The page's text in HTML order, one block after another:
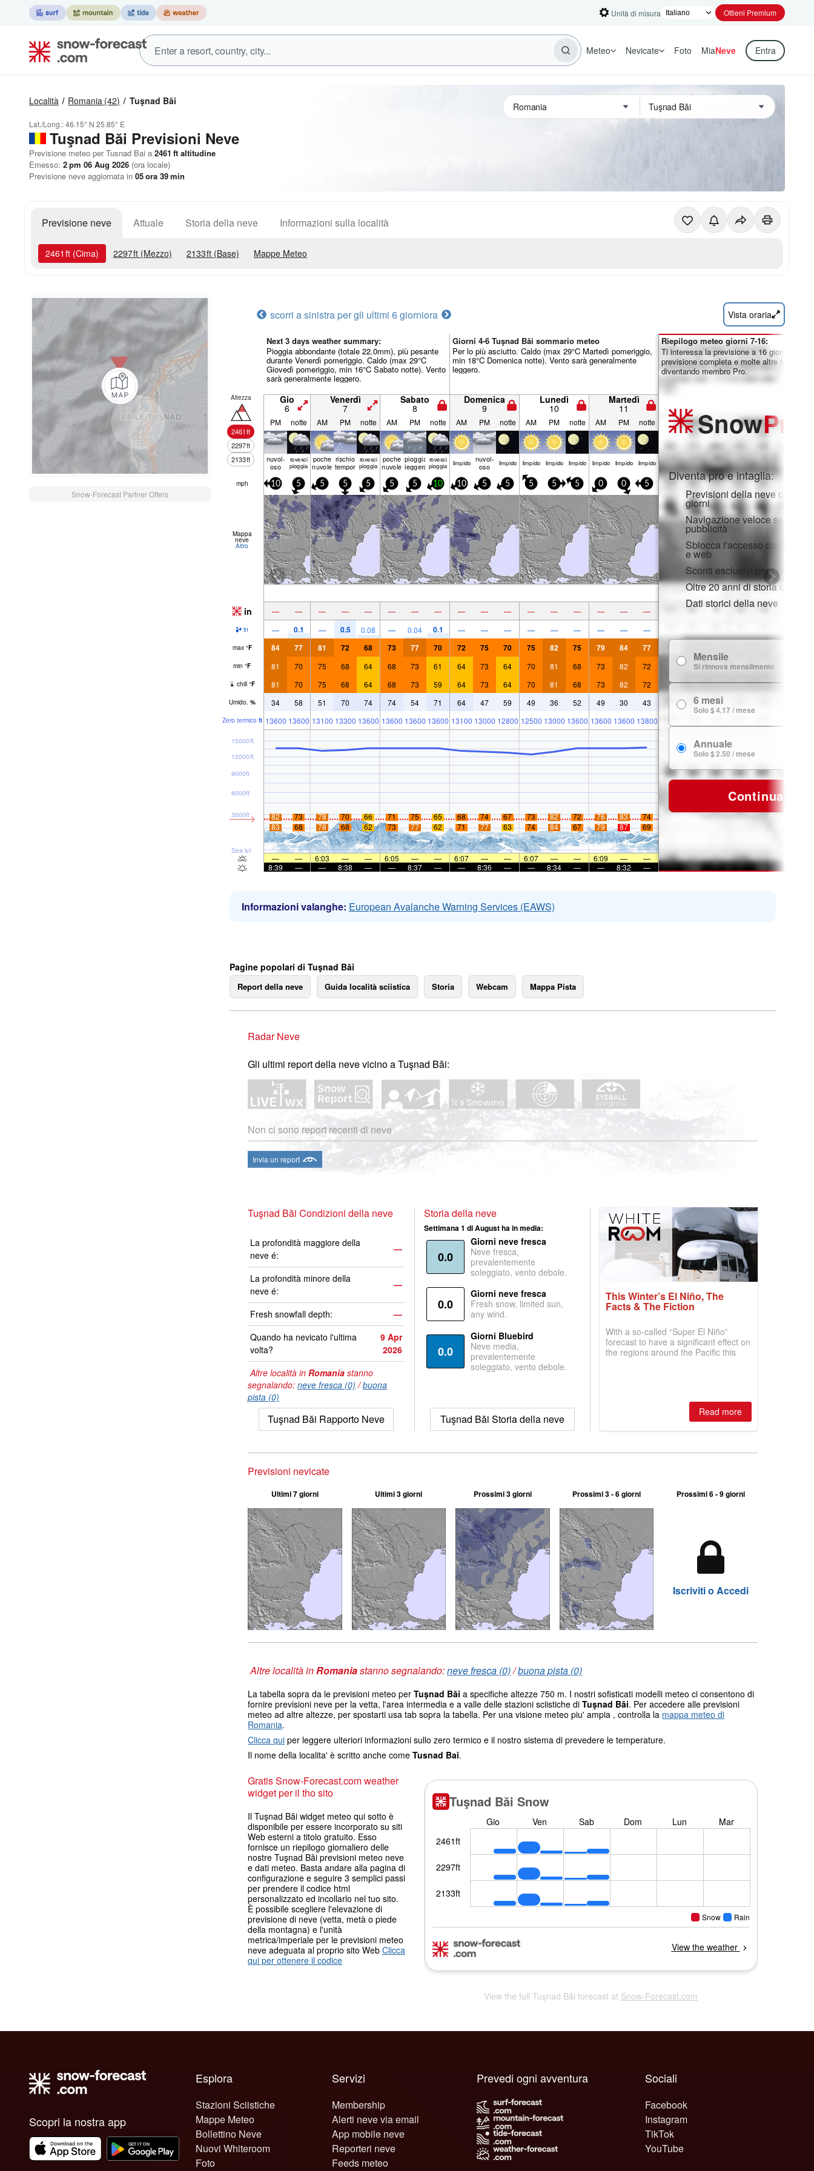
Unità di misura Ottieni Premium
Meteo Nevicate Foto MiaNeve Entra
Località Romania (42) Tuşnad Băi
Lat./Long.:46.15° N 25.85° E
Tuşnad Băi Previsioni Neve
Previsione meteo per Tusnad Bai a 2461 ft altitudine
Emesso: 2 pm 06 Aug 2026 (ora locale)
Previsione neve aggiornata in 05ora 39min
Previsione neve Attuale Storia della neve Informazioni sulla località
2461 ft (Cima) 2297ft (Mezzo) 2133ft (Base) Mappe Meteo
Snow-Forecast Partner Offers
scorri a sinistra per gli ultimi 6 giorniora Vista oraria
Next 3 days weather summary:
Pioggia abbondante (totale 22.0mm), più pesante
durante Venerdì pomeriggio. Caldo (max 29°C
Giovedì pomeriggio, min 16°C Sabato notte). Vento
sarà generalmente leggero.
Giorni 4-6 Tuşnad Băi sommario meteo
Per lo più asciutto. Caldo (max 29°C Martedì pomeriggio,
min 18°C Domenica notte). Vento sarà generalmente
leggero.
Altezza
2461ft
2297ft
2133ft
Gio
6
Venerdì
7
Sabato
8
Domenica
9
Lunedì
10
Martedì
11
PM notte AM PM notte AM PM notte AM PM notte AM PM notte AM PM notte
nuvol-
oso
rovesci
pioggia
poche
nuvole
rischio
temporale
rovesci
pioggia
poche
nuvole
pioggia
leggera
rovesci
pioggia limp­ido nuvol-
oso limp­ido limp­ido limp­ido limp­ido limp­ido limp­ido limp­ido
mph 10 5 5 5 5 5 5 10 10 5 5 5 5 5 0 0 5
Mappa
neve
Altro
in — — — — — — — — — — — — — — — — —
in — 0.1 — 0.5 0.08 — 0.04 0.1 — — — — — — — — —
max °F 84 77 81 72 68 73 77 70 72 75 70 75 82 75 79 84 77
min °F 81 70 75 68 64 68 73 61 64 73 64 70 81 68 73 82 72
chill °F 81 70 75 68 64 68 73 59 64 73 64 70 81 68 73 82 72
Umido. % 34 58 51 70 74 74 54 71 64 47 59 49 36 52 49 30 43
Zero termico ft 13600 13600 13100 13300 13600 13600 13600 13600 13100 13000 12800 12500 13000 13600 13600 13600 13800
Sea lvl
3000ft
6000ft
9000ft
12000ft
15000ft
82 73 78 70 66 71 75 65 68 74 67 73 82 72 76 83
74
83
68 78 68 62 73 77 62 71 77 63 74 84 67 79 87 69
— — 6:03 — — 6:05 — — 6:07 — — 6:07 — — 6:09 —
—
8:39
— — 8:38 — — 8:37 — — 8:36 — — 8:34 — — 8:32 —
Riepilogo meteo giorni 7-16:
Ti interessa la previsione a 16 giorni?
previsione completa e molte altre
diventando membro Pro.
SnowPro
Diventa pro e intaglia:
Previsioni della neve orarie e
giorni
Navigazione veloce senza
pubblicità
Sblocca l'accesso completo
e web
Sconti esclusivi per i membri
Oltre 20 anni di storia della
Dati storici della neve
Mensile
Si rinnova mensilmente
6 mesi
Solo $ 4.17 / mese
Annuale
Solo $ 2.50 / mese
Continua
Informazioni valanghe: European Avalanche Warning Services (EAWS)
Pagine popolari di Tuşnad Băi
Report della neve Guida località sciistica Storia Webcam Mappa Pista
Radar Neve
Gli ultimi report della neve vicino a Tuşnad Băi:
Non ci sono report recenti di neve
Invia un report
Tuşnad Băi Condizioni della neve
La profondità maggiore della
neve é:
—
La profondità minore della
neve é:
—
Fresh snowfall depth:
—
Quando ha nevicato l'ultima
volta?
9 Apr
2026
Altre località in Romania stanno
segnalando: neve fresca (0) /buona
pista (0)
Tuşnad Băi Rapporto Neve
Storia della neve
Settimana 1 di August ha in media:
0.0
Giorni neve fresca
Neve fresca,
prevalentemente
soleggiato, vento debole.
0.0
Giorni neve fresca
Fresh snow, limited sun,
any wind.
0.0
Giorni Bluebird
Neve media,
prevalentemente
soleggiato, vento debole.
Tuşnad Băi Storia della neve
This Winter’s El Niño, The
Facts & The Fiction
With a so-called “Super El Niño”
forecast to have a significant effect on
the regions around the Pacific this
Read more
Previsioni nevicate
Ultimi 7 giorni Ultimi 3 giorni Prossimi 3 giorni Prossimi 3 - 6 giorni Prossimi 6 - 9 giorni
Iscriviti o Accedi
Altre località inRomaniastanno segnalando:neve fresca (0)/buona pista (0)
La tabella sopra da le previsioni meteo per Tuşnad Băi a specifiche altezze 750 m. I nostri sofisticati modelli meteo ci consentono di
fornire previsioni neve per la vetta, l'area intermedia e a valle delle stazioni sciistiche di Tuşnad Băi. Per accedere alle previsioni
meteo ad altre altezze, per spostarti usa tab sopra la tabella. Per una visione meteo piu' ampia , controlla la mappa meteo di
Romania.
Clicca qui per leggere ulteriori informazioni sullo zero termico e il nostro sistema di prevedere le temperature.
Il nome della localita' è scritto anche come Tusnad Bai.
Gratis Snow-Forecast.com weather
widget per il tho sito
Il Tuşnad Băi widget meteo qui sotto è
disponibile per essere incorporato su siti
Web esterni a titolo gratuito. Esso
fornisce un riepilogo giornaliero delle
nostre Tuşnad Băi previsioni meteo neve
e dati meteo. Basta andare alla pagina di
configurazione e seguire 3 semplici passi
per prendere il codice html
personalizzato ed incollarlo nel tuo sito.
È possibile scegliere l'elevazione di
previsione di neve (vetta, metà o piede
della montagna) e l'unità
metrica/imperiale per le previsioni meteo
neve adeguata al proprio sito Web Clicca
qui per ottenere il codice
View the full Tuşnad Băi forecast at Snow-Forecast.com
Scopri la nostra app
Esplora
Stazioni Sciistiche
Mappe Meteo
Bollettino Neve
Nuovi Whiteroom
Foto
Servizi
Membership
Alerti neve via email
App mobile neve
Reporteri neve
Feeds meteo
Sociali
Facebook
Instagram
TikTok
YouTube
Prevedi ogni avventura